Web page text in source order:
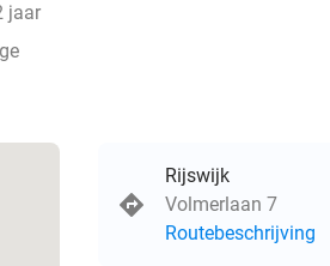
jaar
Rijswijk
Volmerlaan 7
Routebeschrijving